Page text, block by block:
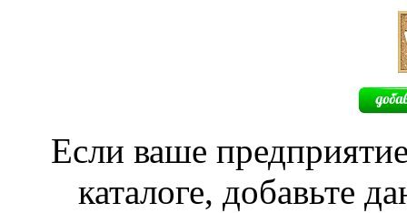
Если ваше
каталоге, добавьте